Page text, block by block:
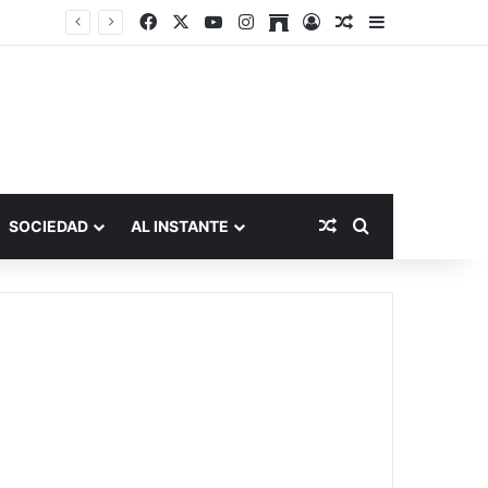
FacebookYouTubeInstagram
ArchiveAccesoPublicación al
Barra lateral
SOCIEDAD AL INSTANTE Publicación al
Buscar por